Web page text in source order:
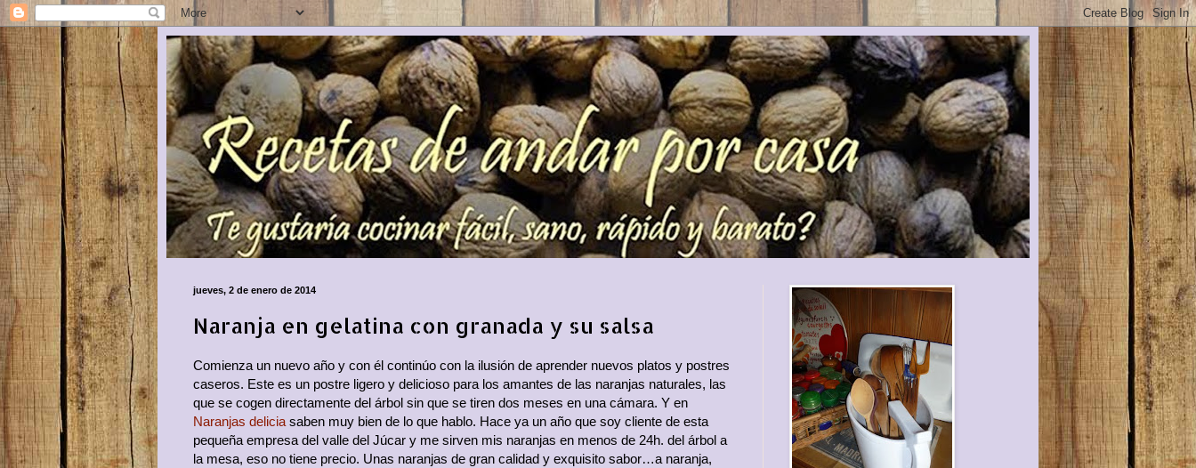
jueves, 2 de enero de 2014
Naranja en gelatina con granada y su salsa
Comienza un nuevo año y con él continúo con la ilusión de aprender nuevos platos y postres
caseros. Este es un postre ligero y delicioso para los amantes de las naranjas naturales, las
que se cogen directamente del árbol sin que se tiren dos meses en una cámara. Y en
Naranjas delicia saben muy bien de lo que hablo. Hace ya un año que soy cliente de esta
pequeña empresa del valle del Júcar y me sirven mis naranjas en menos de 24h. del árbol a
la mesa, eso no tiene precio. Unas naranjas de gran calidad y exquisito sabor…a naranja,